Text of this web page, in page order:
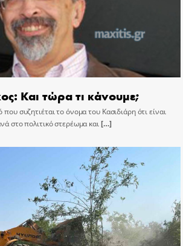
Και τώρα τι κάνουμε;
συζητιέται το όνομα του Κασιδιάρη ότι είναι
στο πολιτικό στερέωμα και[…]